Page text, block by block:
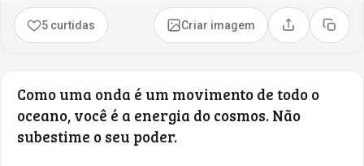
5 curtidas Criar imagem Compartilhar
Copiar
Como uma onda é um movimento de todo o
oceano, você é a energia do cosmos. Não
subestime o seu poder.